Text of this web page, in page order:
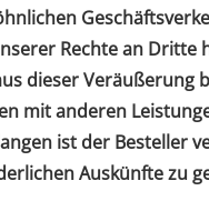
Rechte an Dritte
dieser Veräußerung
mit anderen
ist der Besteller
Auskünfte zu